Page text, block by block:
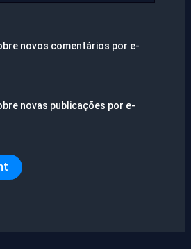
novos comentários por e-
novas publicações por e-